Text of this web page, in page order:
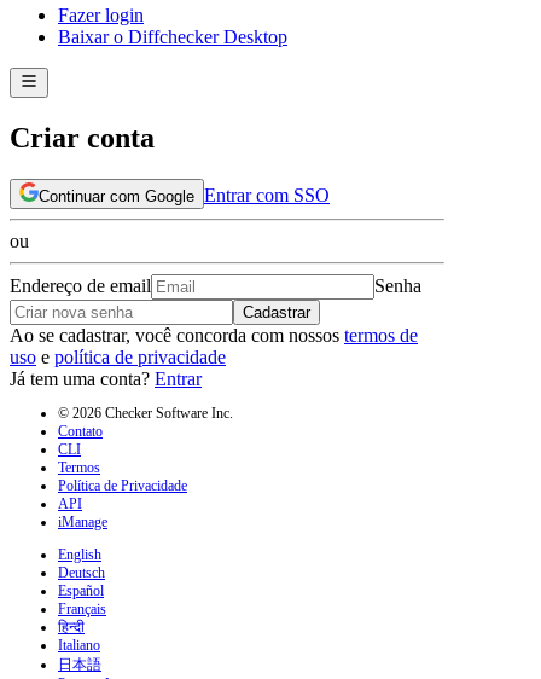
Fazer login
Baixar o Diffchecker Desktop
Criar conta
Continuar com Google Entrar com SSO
ou
Endereço de email Senha
Cadastrar
Ao se cadastrar, você concorda com nossos termos de
uso e política de privacidade
Já tem uma conta? Entrar
© 2026 Checker Software Inc.
Contato
CLI
Termos
Política de Privacidade
API
iManage
English
Deutsch
Español
Français
हिन्दी
Italiano
日本語